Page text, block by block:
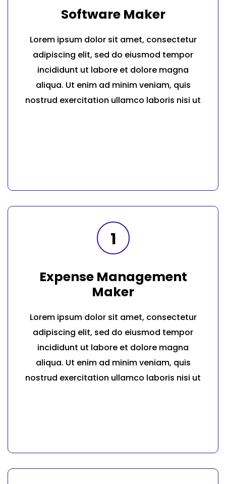
Software Maker
Lorem ipsum dolor sit amet, consectetur
adipiscing elit, sed do eiusmod tempor
incididunt ut labore et dolore magna
aliqua. Ut enim ad minim veniam, quis
nostrud exercitation ullamco laboris nisi ut
1
Expense Management
Maker
Lorem ipsum dolor sit amet, consectetur
adipiscing elit, sed do eiusmod tempor
incididunt ut labore et dolore magna
aliqua. Ut enim ad minim veniam, quis
nostrud exercitation ullamco laboris nisi ut